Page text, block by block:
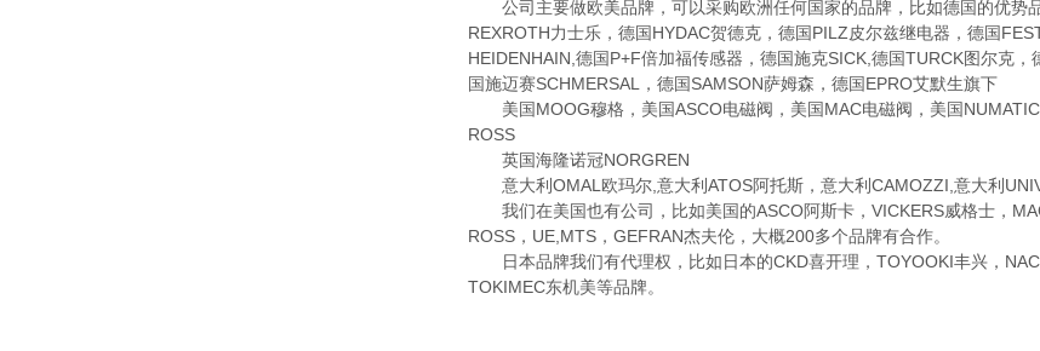
公司主要做欧美品牌，可以采购欧洲任何国家的品牌，比如德国的优势
REXROTH力士乐，德国HYDAC贺德克，德国PILZ皮尔兹继电器，德国
HEIDENHAIN,德国P+F倍加福传感器，德国施克SICK,德国TURCK图尔克
国施迈赛SCHMERSAL，德国SAMSON萨姆森，德国EPRO艾默生旗下
美国MOOG穆格，美国ASCO电磁阀，美国MAC电磁阀，美国
ROSS
英国海隆诺冠NORGREN
意大利OMAL欧玛尔,意大利ATOS阿托斯，意大利CAMOZZI,意大利
我们在美国也有公司，比如美国的ASCO阿斯卡，VICKERS威格士，
ROSS，UE,MTS，GEFRAN杰夫伦，大概200多个品牌有合作。
日本品牌我们有代理权，比如日本的CKD喜开理，TOYOOKI丰兴，
TOKIMEC东机美等品牌。